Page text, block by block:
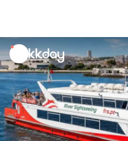
unread
notifications